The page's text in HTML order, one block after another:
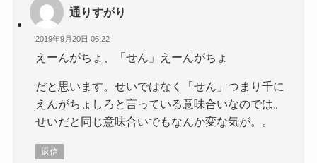
通りすがり
2019年9月20日 06:22
えーんがちょ、「せん」えーんがちょ
だと思います。せいではなく「せん」つまり千に
えんがちょしろと言っている意味合いなのでは。
せいだと同じ意味合いでもなんか変な気が。。
返信